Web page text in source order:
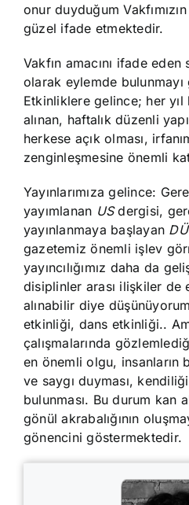
onur duyduğum
güzel ifade etmektedir.
Vakfın amacını ifade
olarak eylemde
Etkinliklere gelince; her yıl
alınan, haftalık düzenli
herkese açık olması,
zenginleşmesine önemli
Yayınlarımıza gelince:
yayımlanan USdergisi,
yayınlanmaya başlayan
gazetemiz önemli işlev
yayıncılığımız daha da
disiplinler arası ilişkiler de
alınabilir diye
etkinliği, dans etkinliği..
çalışmalarında
en önemli olgu, insanların
ve saygı duyması,
bulunması. Bu durum kan
gönül akrabalığının
gönencini göstermektedir.